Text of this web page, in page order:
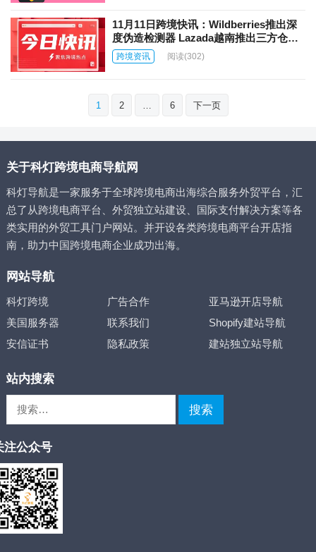
11月11日跨境快讯：Wildberries推出深
度伪造检测器 Lazada越南推出三方仓佣
金减免
跨境资讯 阅读(302)
1 2 6 下一页
关于科灯跨境电商导航网
科灯导航是一家服务于全球跨境电商出海综合服务外贸平台，汇
总了从跨境电商平台、外贸独立站建设、国际支付解决方案等各
类实用的外贸工具门户网站。并开设各类跨境电商平台开店指
南，助力中国跨境电商企业成功出海。
网站导航
科灯跨境 广告合作
亚马逊开店导航
美国服务器
联系我们
Shopify建站导航
安信证书
隐私政策 建站独立站导航
站内搜索
注公众号